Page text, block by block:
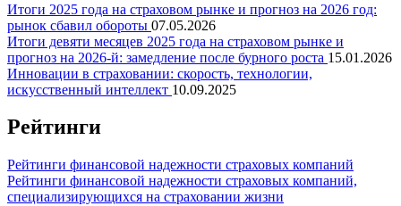
Итоги 2025 года на страховом рынке и прогноз на 2026 год:
рынок сбавил обороты 07.05.2026
Итоги девяти месяцев 2025 года на страховом рынке и
прогноз на 2026-й: замедление после бурного роста 15.01.2026
Инновации в страховании: скорость, технологии,
искусственный интеллект 10.09.2025
Рейтинги
Рейтинги финансовой надежности страховых компаний
Рейтинги финансовой надежности страховых компаний,
специализирующихся на страховании жизни